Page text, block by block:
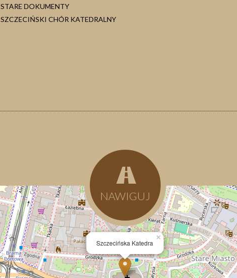
STARE DOKUMENTY
SZCZECIŃSKI CHÓR KATEDRALNY
NAWIGUJ
Szczecińska Katedra
×